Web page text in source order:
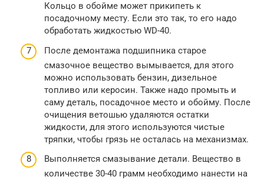
Кольцо в обойме может прикипеть к
посадочному месту. Если это так, то его надо
обработать жидкостью WD-40.
После демонтажа подшипника старое
смазочное вещество вымывается, для этого
можно использовать бензин, дизельное
топливо или керосин. Также надо промыть и
саму деталь, посадочное место и обойму. После
очищения ветошью удаляются остатки
жидкости, для этого используются чистые
тряпки, чтобы грязь не осталась на механизмах.
Выполняется смазывание детали. Вещество в
количестве 30-40 грамм необходимо нанести на